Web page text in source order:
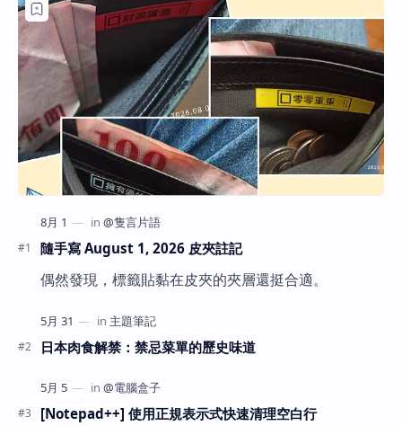
隨手寫 August 1, 2026 皮夾註記
偶然發現，標籤貼黏在皮夾的夾層還挺合適。
日本肉食解禁：禁忌菜單的歷史味道
[Notepad++] 使用正規表示式快速清理空白行